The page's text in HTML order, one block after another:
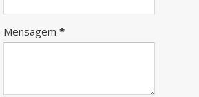
Mensagem *